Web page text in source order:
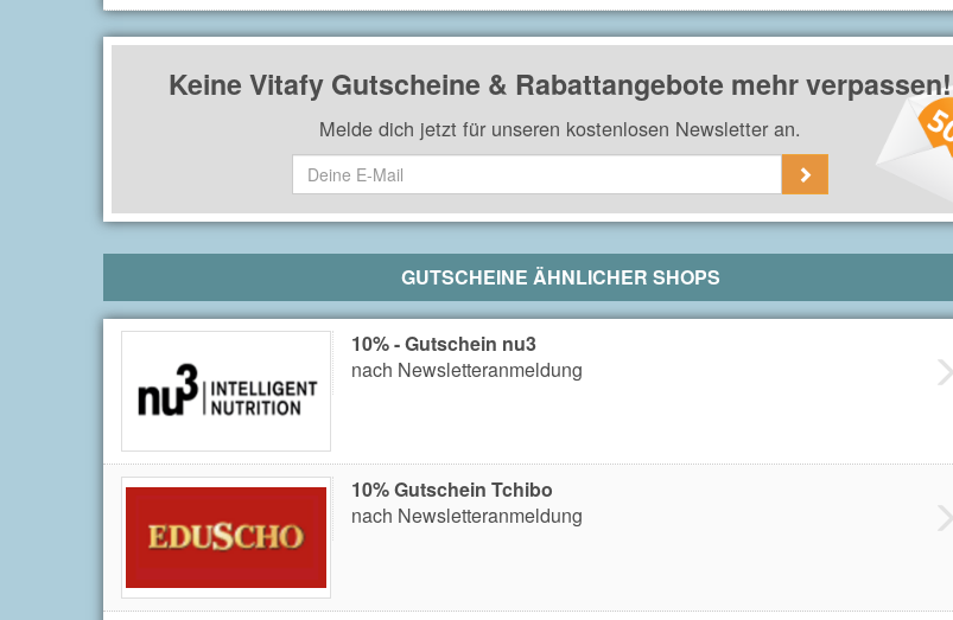
Keine Vitafy Gutscheine & Rabattangebote mehr verpassen!
Melde dich jetzt für unseren kostenlosen Newsletter an.
GUTSCHEINE ÄHNLICHER SHOPS
10% - Gutschein nu3
nach Newsletteranmeldung
10% Gutschein Tchibo
nach Newsletteranmeldung